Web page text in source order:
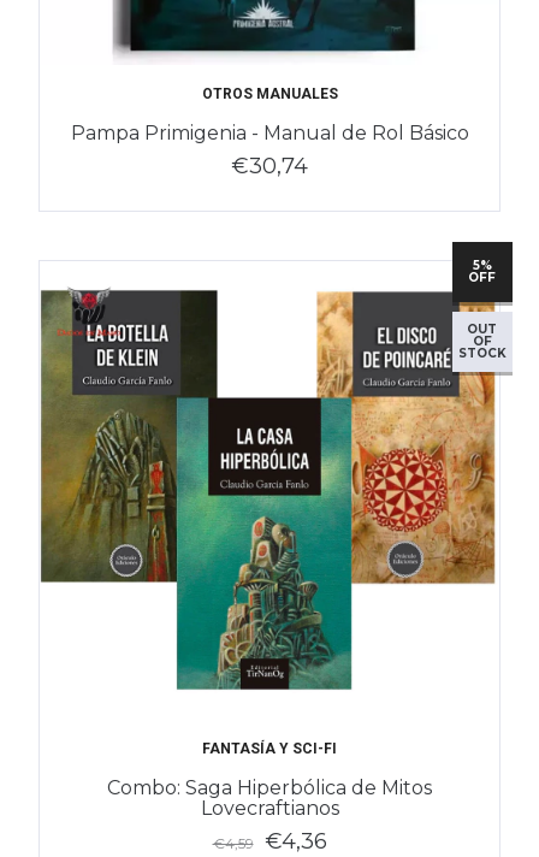
OTROS MANUALES
Pampa Primigenia - Manual de Rol Básico
€30,74
5%
OFF
OUT
OF
STOCK
FANTASÍA Y SCI-FI
Combo: Saga Hiperbólica de Mitos
Lovecraftianos
€4,59 €4,36